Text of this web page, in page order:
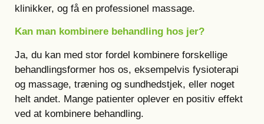
klinikker, og få en professionel massage.
Kan man kombinere behandling hos jer?
Ja, du kan med stor fordel kombinere forskellige
behandlingsformer hos os, eksempelvis fysioterapi
og massage, træning og sundhedstjek, eller noget
helt andet. Mange patienter oplever en positiv effekt
ved at kombinere behandling.